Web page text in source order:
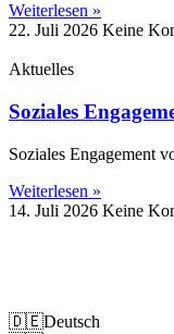
Weiterlesen »
22. Juli 2026 Keine
Aktuelles
Soziales
Soziales Engagement
Weiterlesen »
14. Juli 2026 Keine
🇩🇪Deutsch